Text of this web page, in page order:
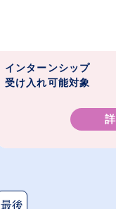
インターンシップ
受け入れ可能対象
最後